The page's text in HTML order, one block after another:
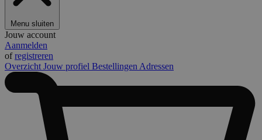
Menu sluiten
Jouw account
Aanmelden
ofregistreren
Overzicht Jouw profiel Bestellingen Adressen